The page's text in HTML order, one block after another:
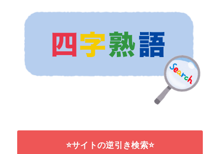
⭐サイトの逆引き検索⭐